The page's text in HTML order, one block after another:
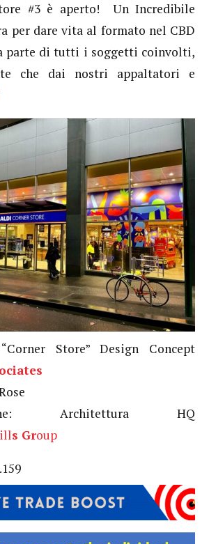
#3 è aperto! Un Incredibile
per dare vita al formato nel CBD
parte di tutti i soggetti coinvolti,
che dai nostri appaltatori e
Store” Design Concept
Architettura HQ
s Group